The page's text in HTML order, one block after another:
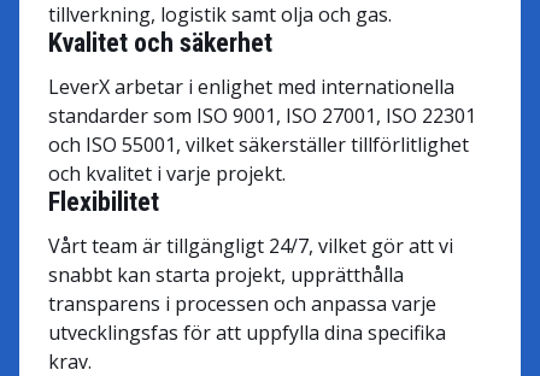
tillverkning, logistik samt olja och gas.
Kvalitet och säkerhet
LeverX arbetar i enlighet med internationella
standarder som ISO 9001, ISO 27001, ISO 22301
och ISO 55001, vilket säkerställer tillförlitlighet
och kvalitet i varje projekt.
Flexibilitet
Vårt team är tillgängligt 24/7, vilket gör att vi
snabbt kan starta projekt, upprätthålla
transparens i processen och anpassa varje
utvecklingsfas för att uppfylla dina specifika
krav.